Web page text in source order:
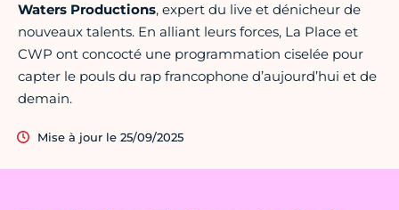
Waters Productions, expert du live et dénicheur de
nouveaux talents. En alliant leurs forces, La Place et
CWP ont concocté une programmation ciselée pour
capter le pouls du rap francophone d’aujourd’hui et de
demain.
Mise à jour le 25/09/2025